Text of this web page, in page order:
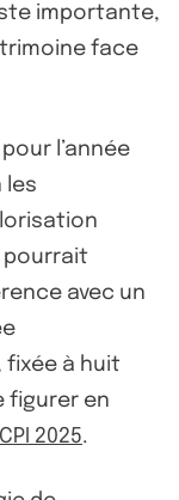
importante,
face
l’année
les
pourrait
avec un
fixée à huit
figurer en
2025.